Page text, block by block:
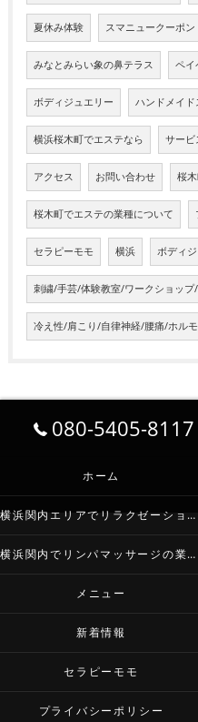
夏休み体験 スマニュークーポン
みなとみらい象の鼻テラス ペイ
ボディジュエリー ハンドメイド
横浜桜木町でエステなら サービ
アクセス お問い合わせ 桜
桜木町でエステの業種について
セラピーモモ 横浜 ボディ
刺繍/手芸/体験教室/ワークショップ
冷え性/肩こり/自律神経/腰痛/ホル
080-5405-8117
ホーム
横浜関内エリアでリラクゼーションなら
横浜関内でリンパマッサージの業種について
メニュー
新着情報
セラピーモモ
プライバシーポリシー